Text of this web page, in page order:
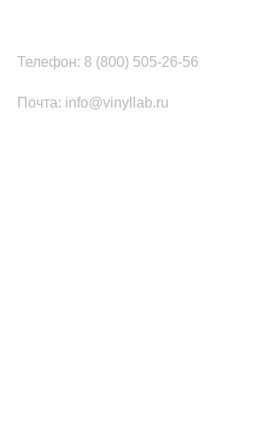
Телефон: 8 (800) 505-26-56
Почта: info@vinyllab.ru